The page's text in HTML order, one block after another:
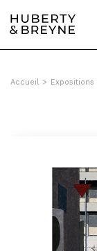
Accueil > Expositions